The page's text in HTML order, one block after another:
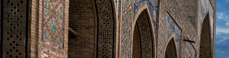
EN
English
RU
Русский